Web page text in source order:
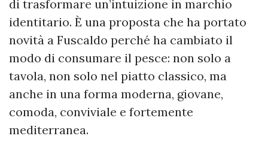
di trasformare un’intuizione in marchio
identitario. È una proposta che ha portato
novità a Fuscaldo perché ha cambiato il
modo di consumare il pesce: non solo a
tavola, non solo nel piatto classico, ma
anche in una forma moderna, giovane,
comoda, conviviale e fortemente
mediterranea.